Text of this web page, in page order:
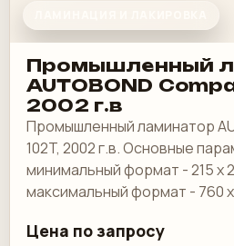
Промышленный
AUTOBOND
2002 г.в
Промышленный ламинатор
102T, 2002 г.в. Основные
минимальный формат - 215 х
максимальный формат - 760
пленки - от 20 до 150 мкр -
бумаги и.
Цена по запросу